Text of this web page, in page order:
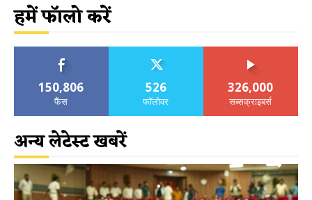
हमें फॉलो करें
150,806
फैंस
526
फॉलोवर
326,000
सब्सक्राइबर्स
अन्य लेटेस्ट खबरें